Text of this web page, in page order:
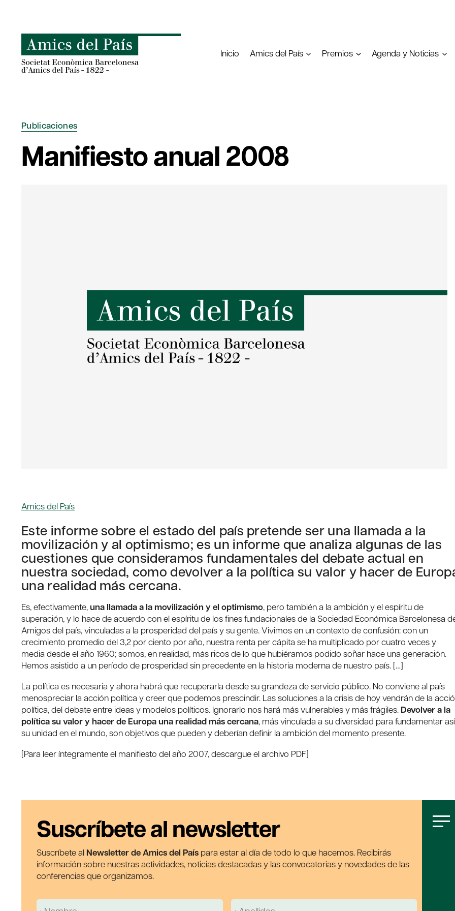
contenido
Inicio
Amics del País Premios Agenda y Noticias
Publicaciones
Manifiesto anual 2008
Amics del País
Este informe sobre el estado del país pretende ser una llamada a la
movilización y al optimismo; es un informe que analiza algunas de las
cuestiones que consideramos fundamentales del debate actual en
nuestra sociedad, como devolver a la política su valor y hacer de
una realidad más cercana.
Es, efectivamente, una llamada a la movilización y el optimismo, pero también a la ambición y el espíritu de
superación, y lo hace de acuerdo con el espíritu de los fines fundacionales de la Sociedad Económica Barcelonesa
Amigos del país, vinculadas a la prosperidad del país y su gente. Vivimos en un contexto de confusión: con un
crecimiento promedio del 3,2 por ciento por año, nuestra renta per cápita se ha multiplicado por cuatro veces y
media desde el año 1960; somos, en realidad, más ricos de lo que hubiéramos podido soñar hace una generación.
Hemos asistido a un período de prosperidad sin precedente en la historia moderna de nuestro país. […]
La política es necesaria y ahora habrá que recuperarla desde su grandeza de servicio público. No conviene al país
menospreciar la acción política y creer que podemos prescindir. Las soluciones a la crisis de hoy vendrán de la
política, del debate entre ideas y modelos políticos. Ignorarlo nos hará más vulnerables y más frágiles. Devolver a la
política su valor y hacer de Europa una realidad más cercana, más vinculada a su diversidad para fundamentar así
su unidad en el mundo, son objetivos que pueden y deberían definir la ambición del momento presente.
[Para leer íntegramente el manifiesto del año 2007, descargue el archivo PDF]
Suscríbete al newsletter
Suscríbete al Newsletter de Amics del País para estar al día de todo lo que hacemos. Recibirás
información sobre nuestras actividades, noticias destacadas y las convocatorias y novedades de las
conferencias que organizamos.